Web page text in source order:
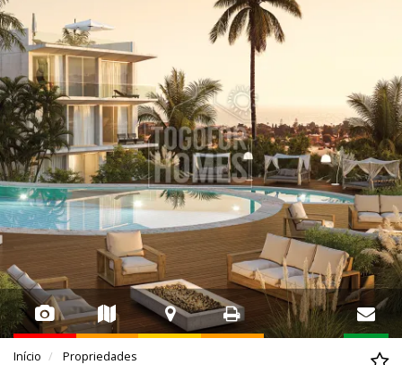
Início Propriedades